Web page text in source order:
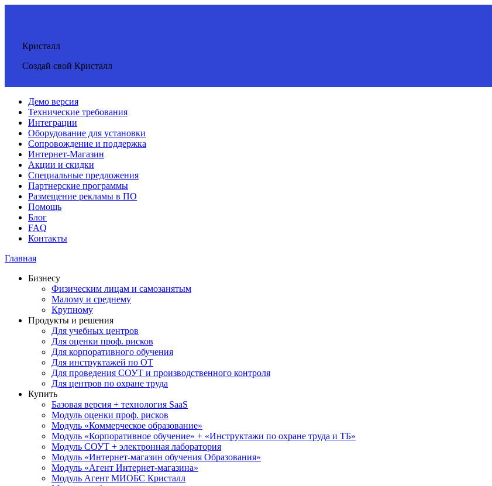
Кристалл
Создай свой Кристалл
Демо версия
Технические требования
Интеграции
Оборудование для установки
Сопровождение и поддержка
Интернет-Магазин
Акции и скидки
Специальные предложения
Партнерские программы
Размещение рекламы в ПО
Помощь
Блог
FAQ
Контакты
Главная
Бизнесу
Физическим лицам и самозанятым
Малому и среднему
Крупному
Продукты и решения
Для учебных центров
Для оценки проф. рисков
Для корпоративного обучения
Для инструктажей по ОТ
Для проведения СОУТ и производственного контроля
Для центров по охране труда
Купить
Базовая версия + технология SaaS
Модуль оценки проф. рисков
Модуль «Коммерческое образование»
Модуль «Корпоративное обучение» + «Инструктажи по охране труда и ТБ»
Модуль СОУТ + электронная лаборатория
Модуль «Интернет-магазин обучения Образования»
Модуль «Агент Интернет-магазина»
Модуль Агент МИОБС Кристалл